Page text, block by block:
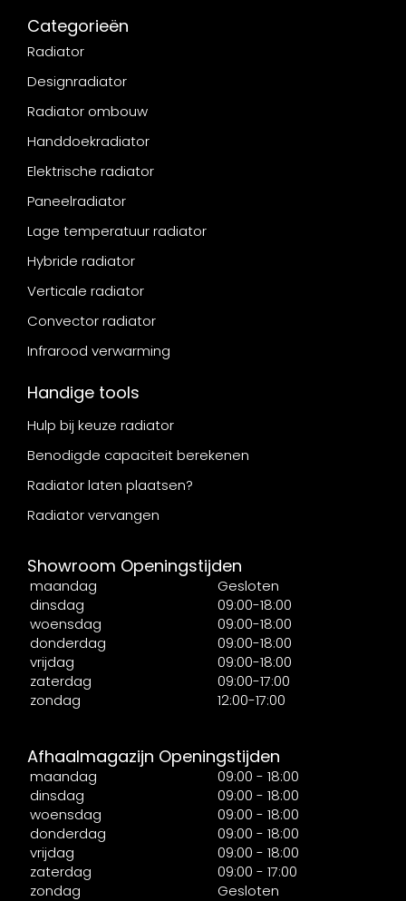
Categorieën
Radiator
Designradiator
Radiator ombouw
Handdoekradiator
Elektrische radiator
Paneelradiator
Lage temperatuur radiator
Hybride radiator
Verticale radiator
Convector radiator
Infrarood verwarming
Handige tools
Hulp bij keuze radiator
Benodigde capaciteit berekenen
Radiator laten plaatsen?
Radiator vervangen
Showroom Openingstijden
maandag
Gesloten
dinsdag
09:00-18:00
woensdag
09:00-18:00
donderdag
09:00-18:00
vrijdag
09:00-18:00
zaterdag
09:00-17:00
zondag
12:00-17:00
Afhaalmagazijn Openingstijden
maandag
09:00 - 18:00
dinsdag
09:00 - 18:00
woensdag
09:00 - 18:00
donderdag
09:00 - 18:00
vrijdag
09:00 - 18:00
zaterdag
09:00 - 17:00
zondag
Gesloten